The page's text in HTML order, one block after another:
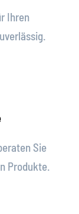
Ihren
Sie
Produkte.